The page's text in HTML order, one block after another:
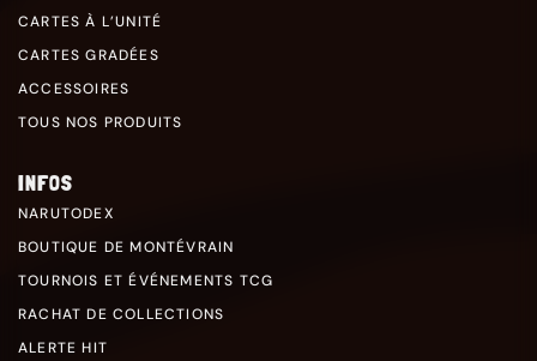
CARTES À L’UNITÉ
CARTES GRADÉES
ACCESSOIRES
TOUS NOS PRODUITS
INFOS
NARUTODEX
BOUTIQUE DE MONTÉVRAIN
TOURNOIS ET ÉVÉNEMENTS TCG
RACHAT DE COLLECTIONS
ALERTE HIT